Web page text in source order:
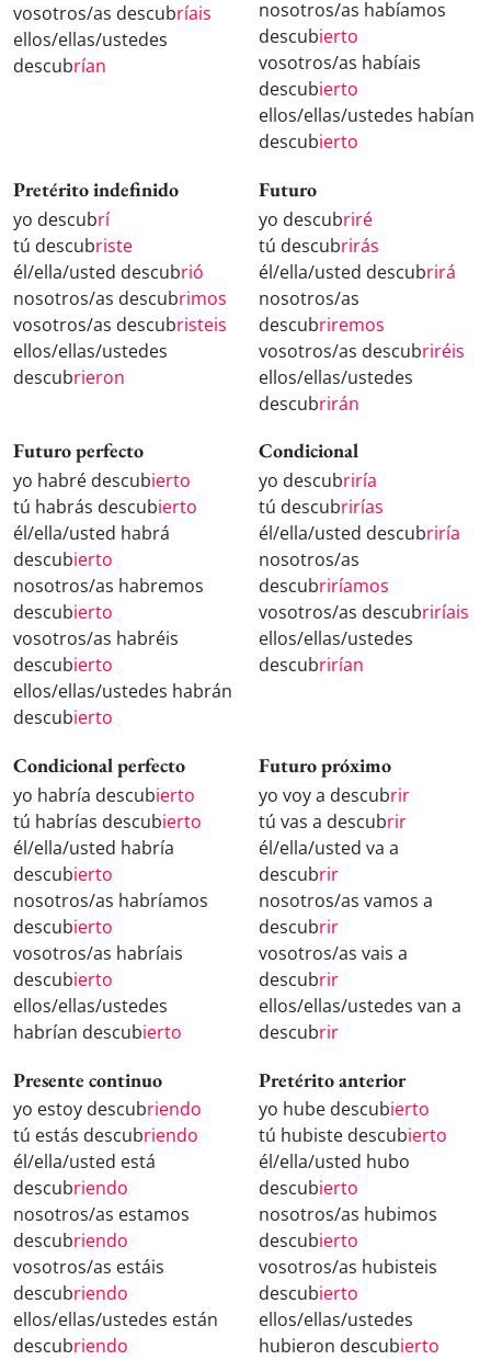
vosotros/as descubríais
ellos/ellas/ustedes
descubrían
nosotros/as habíamos
descubierto
vosotros/as habíais
descubierto
ellos/ellas/ustedes habían
descubierto
Pretérito indefinido
yo descubrí
tú descubriste
él/ella/usted descubrió
nosotros/as descubrimos
vosotros/as descubristeis
ellos/ellas/ustedes
descubrieron
Futuro
yo descubriré
tú descubrirás
él/ella/usted descubrirá
nosotros/as
descubriremos
vosotros/as descubriréis
ellos/ellas/ustedes
descubrirán
Futuro perfecto
yo habré descubierto
tú habrás descubierto
él/ella/usted habrá
descubierto
nosotros/as habremos
descubierto
vosotros/as habréis
descubierto
ellos/ellas/ustedes habrán
descubierto
Condicional
yo descubriría
tú descubrirías
él/ella/usted descubriría
nosotros/as
descubriríamos
vosotros/as descubriríais
ellos/ellas/ustedes
descubrirían
Condicional perfecto
yo habría descubierto
tú habrías descubierto
él/ella/usted habría
descubierto
nosotros/as habríamos
descubierto
vosotros/as habríais
descubierto
ellos/ellas/ustedes
habrían descubierto
Futuro próximo
yo voy a descubrir
tú vas a descubrir
él/ella/usted va a
descubrir
nosotros/as vamos a
descubrir
vosotros/as vais a
descubrir
ellos/ellas/ustedes van a
descubrir
Presente continuo
yo estoy descubriendo
tú estás descubriendo
él/ella/usted está
descubriendo
nosotros/as estamos
descubriendo
vosotros/as estáis
descubriendo
ellos/ellas/ustedes están
descubriendo
Pretérito anterior
yo hube descubierto
tú hubiste descubierto
él/ella/usted hubo
descubierto
nosotros/as hubimos
descubierto
vosotros/as hubisteis
descubierto
ellos/ellas/ustedes
hubieron descubierto